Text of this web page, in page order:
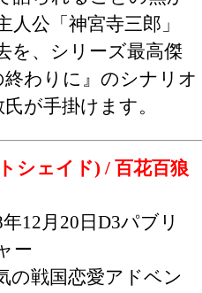
人公「神宮寺三郎」
を、シリーズ最高傑
わりに』のシナリオ
が手掛けます。
シェイド) / 百花百狼
年12月20日D3パブリ
ー
の戦国恋愛アドベン